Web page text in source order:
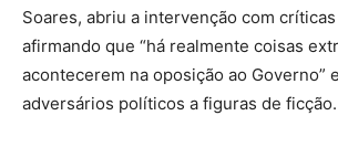
Soares, abriu a intervenção com
afirmando que “há realmente coisas
acontecerem na oposição ao Governo”
adversários políticos a figuras de ficção.